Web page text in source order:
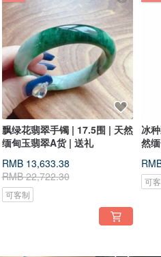
飘绿花翡翠手镯 | 17.5围 | 天然
缅甸玉翡翠A货 | 送礼
RMB 13,633.38
RMB 22,722.30
可客制
冰
然
可